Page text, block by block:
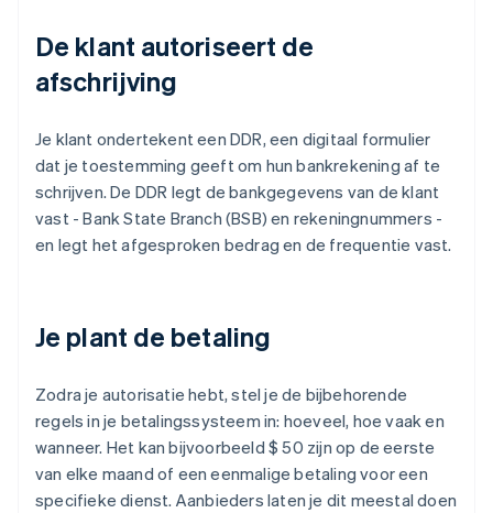
De klant autoriseert de
afschrijving
Je klant ondertekent een DDR, een digitaal formulier
dat je toestemming geeft om hun bankrekening af te
schrijven. De DDR legt de bankgegevens van de klant
vast - Bank State Branch (BSB) en rekeningnummers -
en legt het afgesproken bedrag en de frequentie vast.
Je plant de betaling
Zodra je autorisatie hebt, stel je de bijbehorende
regels in je betalingssysteem in: hoeveel, hoe vaak en
wanneer. Het kan bijvoorbeeld $ 50 zijn op de eerste
van elke maand of een eenmalige betaling voor een
specifieke dienst. Aanbieders laten je dit meestal doen